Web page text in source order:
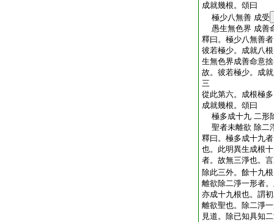
成就幾根。頌曰
極少八無善 成受
愚生無色界 成善
釋曰。極少八無善
彼若極少。成就八
生無色界成善命意
故。彼若極少。成
三
從此第六。成根極
成就幾根。頌曰
極多成十九 二形
聖者未離欲 除二
釋曰。極多成十九
也。此明異生成根
者。故無三淨也。
除此三外。餘十九
離欲除二淨一形者
亦成十九根也。謂
離欲聖也。除二淨
見道。除已知具知